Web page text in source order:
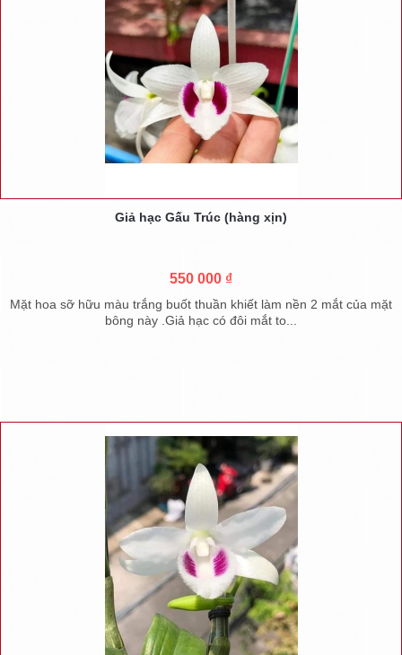
Giả hạc Gấu Trúc (hàng xịn)
550 000 ₫
Mặt hoa sỡ hữu màu trắng buốt thuần khiết làm nền 2 mắt của mặt
bông này .Giả hạc có đôi mắt to...